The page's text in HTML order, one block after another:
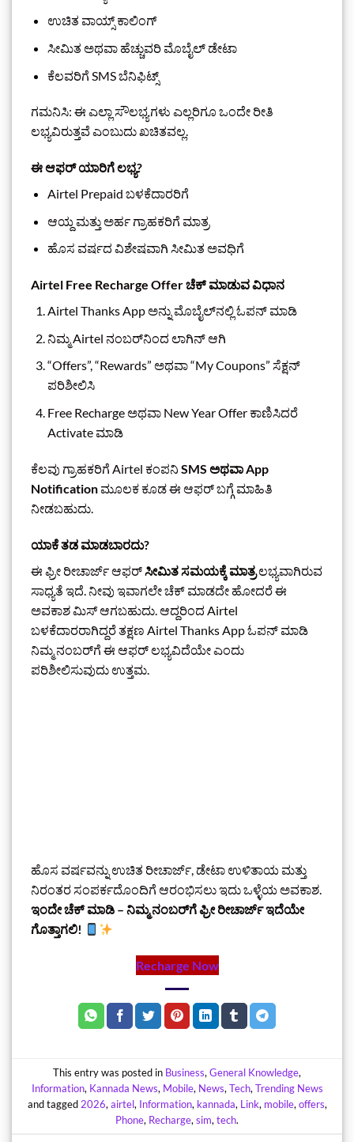
ಉಚಿತ ವಾಯ್ಸ್ ಕಾಲಿಂಗ್
ಸೀಮಿತ ಅಥವಾ ಹೆಚ್ಚುವರಿ ಮೊಬೈಲ್ ಡೇಟಾ
ಕೆಲವರಿಗೆ SMS ಬೆನಿಫಿಟ್ಸ್
ಗಮನಿಸಿ: ಈ ಎಲ್ಲಾ ಸೌಲಭ್ಯಗಳು ಎಲ್ಲರಿಗೂ ಒಂದೇ ರೀತಿ
ಲಭ್ಯವಿರುತ್ತವೆ ಎಂಬುದು ಖಚಿತವಲ್ಲ.
ಈ ಆಫರ್ ಯಾರಿಗೆ ಲಭ್ಯ?
Airtel Prepaid ಬಳಕೆದಾರರಿಗೆ
ಆಯ್ದ ಮತ್ತು ಅರ್ಹ ಗ್ರಾಹಕರಿಗೆ ಮಾತ್ರ
ಹೊಸ ವರ್ಷದ ವಿಶೇಷವಾಗಿ ಸೀಮಿತ ಅವಧಿಗೆ
Airtel Free Recharge Offer ಚೆಕ್ ಮಾಡುವ ವಿಧಾನ
Airtel Thanks App ಅನ್ನು ಮೊಬೈಲ್‌ನಲ್ಲಿ ಓಪನ್ ಮಾಡಿ
ನಿಮ್ಮ Airtel ನಂಬರ್‌ನಿಂದ ಲಾಗಿನ್ ಆಗಿ
“Offers”, “Rewards” ಅಥವಾ “My Coupons” ಸೆಕ್ಷನ್
ಪರಿಶೀಲಿಸಿ
Free Recharge ಅಥವಾ New Year Offer ಕಾಣಿಸಿದರೆ
Activate ಮಾಡಿ
ಕೆಲವು ಗ್ರಾಹಕರಿಗೆ Airtel ಕಂಪನಿ SMS ಅಥವಾ App
Notificationಮೂಲಕ ಕೂಡ ಈ ಆಫರ್ ಬಗ್ಗೆ ಮಾಹಿತಿ
ನೀಡಬಹುದು.
ಯಾಕೆ ತಡ ಮಾಡಬಾರದು?
ಈ ಫ್ರೀ ರೀಚಾರ್ಜ್ ಆಫರ್ಸೀಮಿತ ಸಮಯಕ್ಕೆ ಮಾತ್ರಲಭ್ಯವಾಗಿರುವ
ಸಾಧ್ಯತೆ ಇದೆ. ನೀವು ಇವಾಗಲೇ ಚೆಕ್ ಮಾಡದೇ ಹೋದರೆ ಈ
ಅವಕಾಶ ಮಿಸ್ ಆಗಬಹುದು. ಆದ್ದರಿಂದ Airtel
ಬಳಕೆದಾರರಾಗಿದ್ದರೆ ತಕ್ಷಣ Airtel Thanks App ಓಪನ್ ಮಾಡಿ
ನಿಮ್ಮ ನಂಬರ್‌ಗೆ ಈ ಆಫರ್ ಲಭ್ಯವಿದೆಯೇ ಎಂದು
ಪರಿಶೀಲಿಸುವುದು ಉತ್ತಮ.
ಹೊಸ ವರ್ಷವನ್ನು ಉಚಿತ ರೀಚಾರ್ಜ್, ಡೇಟಾ ಉಳಿತಾಯ ಮತ್ತು
ನಿರಂತರ ಸಂಪರ್ಕದೊಂದಿಗೆ ಆರಂಭಿಸಲು ಇದು ಒಳ್ಳೆಯ ಅವಕಾಶ.
ಇಂದೇ ಚೆಕ್ ಮಾಡಿ – ನಿಮ್ಮ ನಂಬರ್‌ಗೆ ಫ್ರೀ ರೀಚಾರ್ಜ್ ಇದೆಯೇ
ಗೊತ್ತಾಗಲಿ!
Recharge Now
This entry was posted in Business, General Knowledge,
Information, Kannada News, Mobile, News, Tech, Trending News
and tagged 2026, airtel, Information, kannada, Link, mobile, offers,
Phone, Recharge, sim, tech.